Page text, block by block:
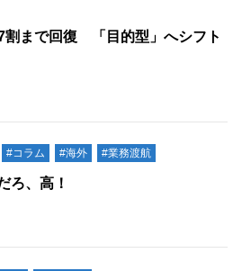
割まで回復 「目的型」へシフト
#コラム #海外 #業務渡航
ろ、高！